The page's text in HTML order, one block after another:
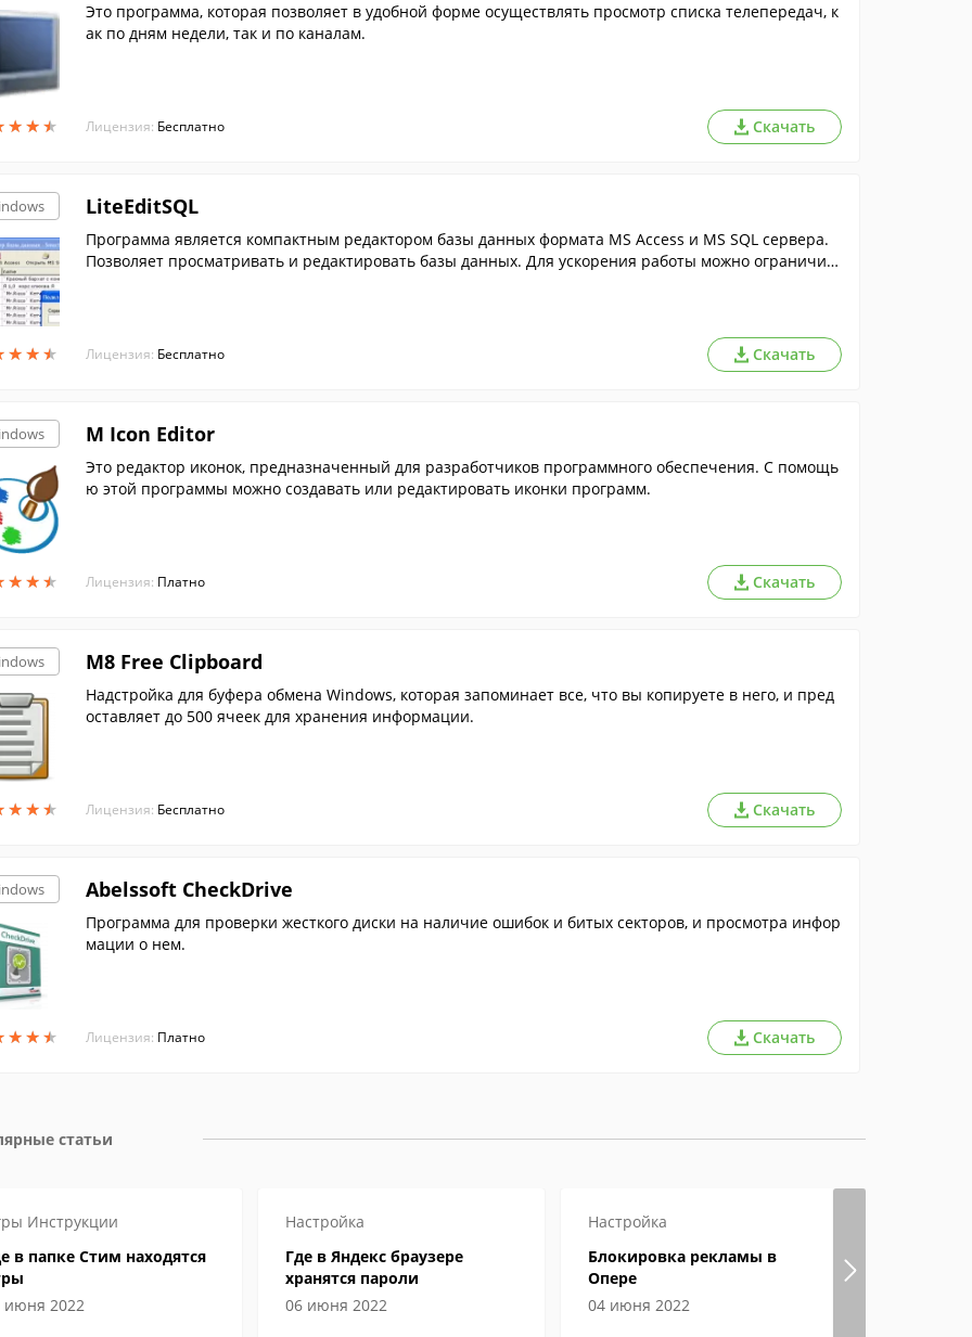
★★★
★★★
Это программа, которая позволяет в удобной форме осуществлять просмотр списка телепередач, к
ак по дням недели, так и по каналам.
Лицензия: Бесплатно Скачать
★★★
★★★
LiteEditSQL
Программа является компактным редактором базы данных формата MS Access и MS SQL сервера.
Позволяет просматривать и редактировать базы данных. Для ускорения работы можно ограничив
Лицензия: Бесплатно Скачать
★★★
★★★
M Icon Editor
Это редактор иконок, предназначенный для разработчиков программного обеспечения. С помощь
ю этой программы можно создавать или редактировать иконки программ.
Лицензия: Платно Скачать
★★★
★★★
M8 Free Clipboard
Надстройка для буфера обмена Windows, которая запоминает все, что вы копируете в него, и пред
оставляет до 500 ячеек для хранения информации.
Лицензия: Бесплатно Скачать
★★★
★★★
Abelssoft CheckDrive
Программа для проверки жесткого диски на наличие ошибок и битых секторов, и просмотра инфор
мации о нем.
Лицензия: Платно Скачать
статьи
Инструкции
в папке Стим находятся
июня 2022
Настройка
Где в Яндекс браузере
хранятся пароли
06 июня 2022
Настройка
Блокировка рекламы в
Опере
04 июня 2022